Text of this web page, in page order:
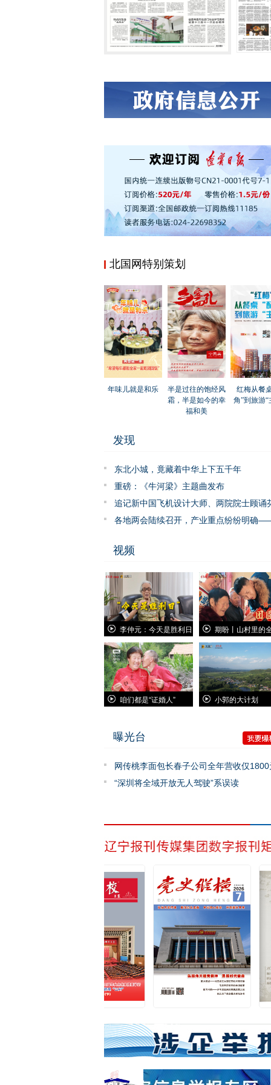
北国网特别策划
年味儿就是和乐
半是过往的饱经风
霜，半是如今的幸
福和美
红梅从餐
角”到旅游“
发现
东北小城，竟藏着中华上下五千年
重磅：《牛河梁》主题曲发布
追记新中国飞机设计大师、两院院士顾诵
各地两会陆续召开，产业重点纷纷明确
视频
李仲元：今天是胜利日 期盼丨山村里的
咱们都是“证婚人” 小郭的大计划
曝光台
网传桃李面包长春子公司全年营收仅1800
系不实信息！
“深圳将全域开放无人驾驶”系误读